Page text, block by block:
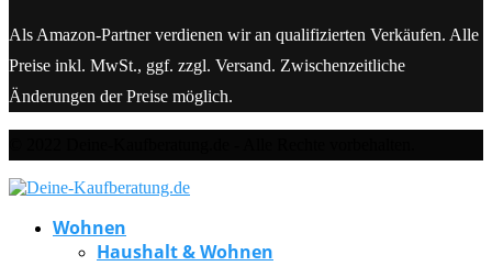
Als Amazon-Partner verdienen wir an qualifizierten Verkäufen. Alle
Preise inkl. MwSt., ggf. zzgl. Versand. Zwischenzeitliche
Änderungen der Preise möglich.
Wohnen
Haushalt & Wohnen